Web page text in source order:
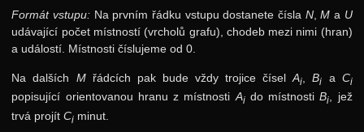
Formát vstupu: Na prvním řádku vstupu dostanete čísla N,M a U
udávající počet místností (vrcholů grafu), chodeb mezi nimi (hran)
a událostí. Místnosti číslujeme od 0.
Na dalších Mřádcích pak bude vždy trojice číselAi ,Bi a Ci
popisující orientovanou hranu z místnostiAido místnostiBi, jež
trvá projítCi minut.